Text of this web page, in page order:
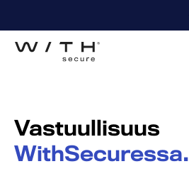
Vastuullisuus
WithSecuressa.